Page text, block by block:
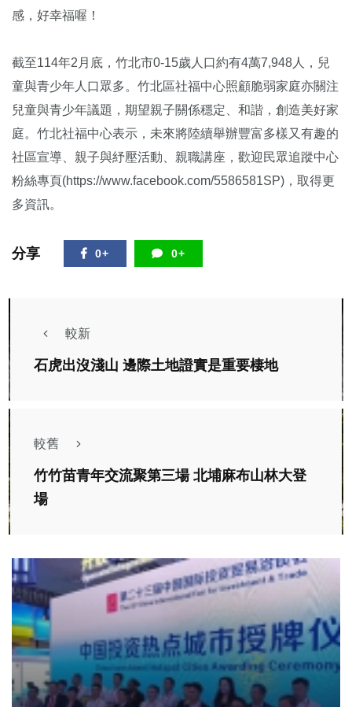
感，好幸福喔！
截至114年2月底，竹北市0-15歲人口約有4萬7,948人，兒
童與青少年人口眾多。竹北區社福中心照顧脆弱家庭亦關注
兒童與青少年議題，期望親子關係穩定、和諧，創造美好家
庭。竹北社福中心表示，未來將陸續舉辦豐富多樣又有趣的
社區宣導、親子與紓壓活動、親職講座，歡迎民眾追蹤中心
粉絲專頁(https://www.facebook.com/5586581SP)，取得更
多資訊。
分享 0+ 0+
較新
石虎出沒淺山 邊際土地證實是重要棲地
較舊
竹竹苗青年交流聚第三場 北埔麻布山林大登
場